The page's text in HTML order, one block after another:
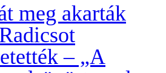
meg akarták
– „A